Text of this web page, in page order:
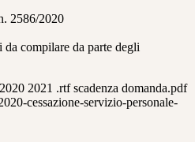
2586/2020
compilare da parte degli
2021 .rtf scadenza domanda.pdf
cessazione-servizio-personale-